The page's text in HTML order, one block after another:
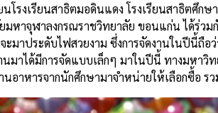
โรงเรียนสาธิตมอดินแดง โรงเรียนสาธิตศึก
าจุฬาลงกรณราชวิทยาลัย ขอนแก่น ได้ร่วม
มาประดับไฟสวยงาม ซึ่งการจัดงานในปีนี้ถือ
มาได้มีการจัดแบบเล็กๆ มาในปีนี้ ทางมหาวิ
นอาหารจากนักศึกษามาจำหน่ายให้เลือกซื้อ ร